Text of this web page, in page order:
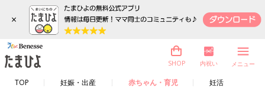
×
TOP 妊娠・出産 赤ちゃん・育児 妊活
SHOP 内祝い メニュー